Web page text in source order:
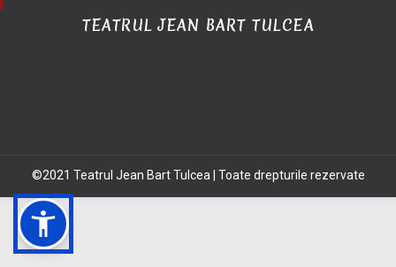
TEATRUL JEAN BART TULCEA
©2021 Teatrul Jean Bart Tulcea | Toate drepturile rezervate